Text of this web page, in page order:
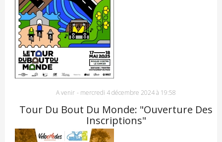
A venir - mercredi 4 décembre 2024 à 19:58
Tour Du Bout Du Monde: "Ouverture Des
Inscriptions"